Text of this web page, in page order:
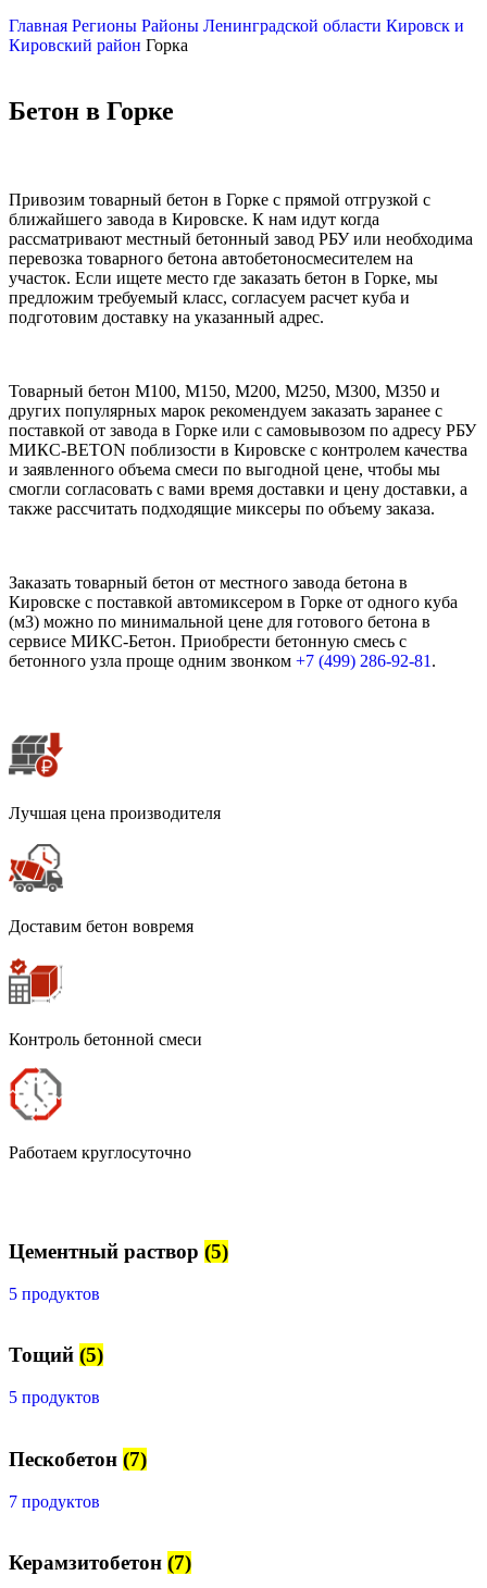
Главная Регионы Районы Ленинградской области Кировск и
Кировский район Горка
Бетон в Горке
Привозим товарный бетон в Горке с прямой отгрузкой с
ближайшего завода в Кировске. К нам идут когда
рассматривают местный бетонный завод РБУ или необходима
перевозка товарного бетона автобетоносмесителем на
участок. Если ищете место где заказать бетон в Горке, мы
предложим требуемый класс, согласуем расчет куба и
подготовим доставку на указанный адрес.
Товарный бетон М100, М150, М200, М250, М300, М350 и
других популярных марок рекомендуем заказать заранее с
поставкой от завода в Горке или с самовывозом по адресу РБУ
МИКС-BETON поблизости в Кировске с контролем качества
и заявленного объема смеси по выгодной цене, чтобы мы
смогли согласовать с вами время доставки и цену доставки, а
также рассчитать подходящие миксеры по объему заказа.
Заказать товарный бетон от местного завода бетона в
Кировске с поставкой автомиксером в Горке от одного куба
(м3) можно по минимальной цене для готового бетона в
сервисе МИКС-Бетон. Приобрести бетонную смесь с
бетонного узла проще одним звонком +7 (499) 286-92-81 .
Лучшая цена производителя
Доставим бетон вовремя
Контроль бетонной смеси
Работаем круглосуточно
Цементный раствор (5)
5 продуктов
Тощий (5)
5 продуктов
Пескобетон (7)
7 продуктов
Керамзитобетон (7)